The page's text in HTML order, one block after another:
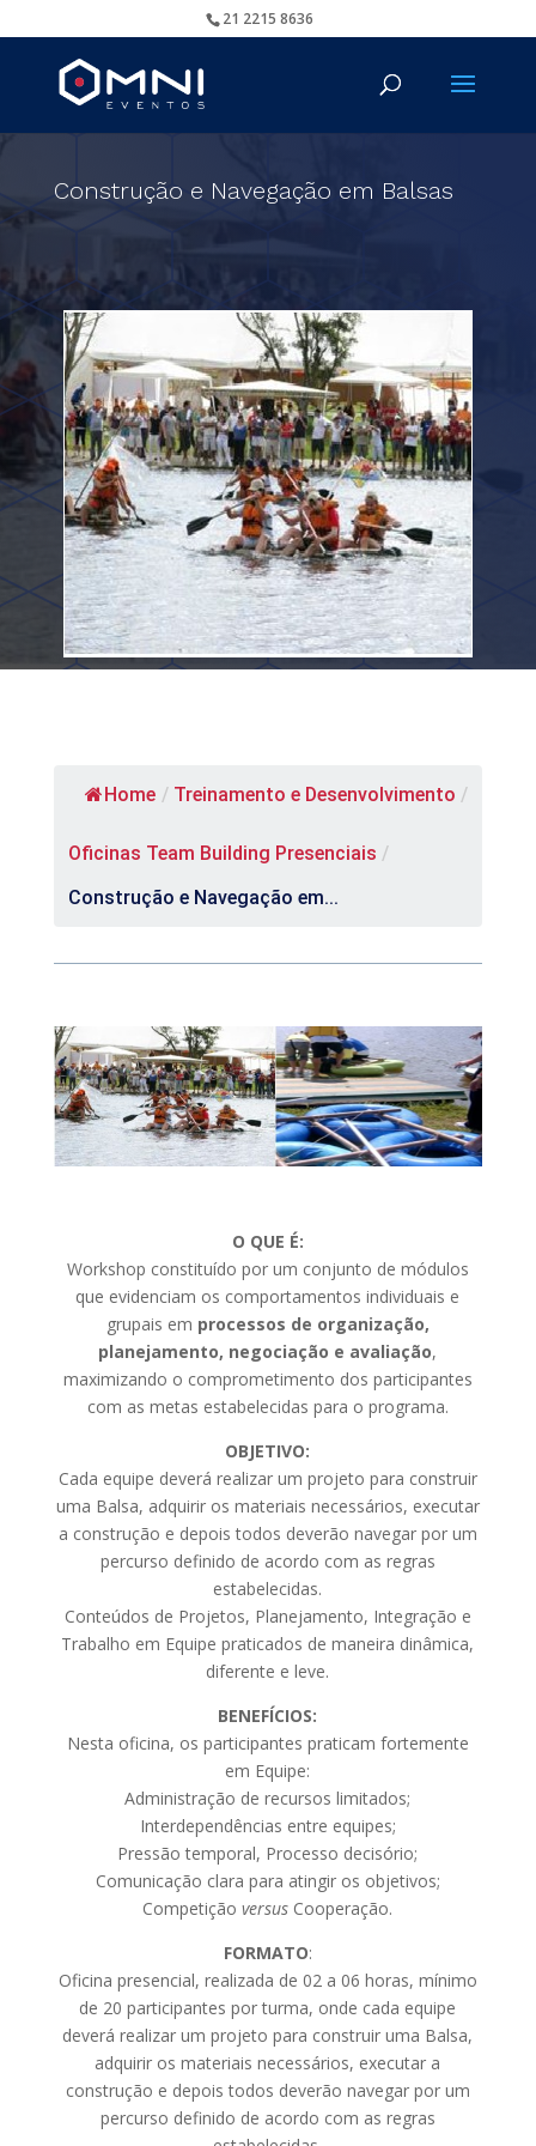
21 2215 8636
Construção e Navegação em Balsas
Home / Treinamento e Desenvolvimento /
Oficinas Team Building Presenciais /
Construção e Navegação em...
O QUE É:
Workshop constituído por um conjunto de módulos
que evidenciam os comportamentos individuais e
grupais em processos de organização,
planejamento, negociação e avaliação,
maximizando o comprometimento dos participantes
com as metas estabelecidas para o programa.
OBJETIVO:
Cada equipe deverá realizar um projeto para construir
uma Balsa, adquirir os materiais necessários, executar
a construção e depois todos deverão navegar por um
percurso definido de acordo com as regras
estabelecidas.
Conteúdos de Projetos, Planejamento, Integração e
Trabalho em Equipe praticados de maneira dinâmica,
diferente e leve.
BENEFÍCIOS:
Nesta oficina, os participantes praticam fortemente
em Equipe:
Administração de recursos limitados;
Interdependências entre equipes;
Pressão temporal, Processo decisório;
Comunicação clara para atingir os objetivos;
Competiçãoversus Cooperação.
FORMATO:
Oficina presencial, realizada de 02 a 06 horas, mínimo
de 20 participantes por turma, onde cada equipe
deverá realizar um projeto para construir uma Balsa,
adquirir os materiais necessários, executar a
construção e depois todos deverão navegar por um
percurso definido de acordo com as regras